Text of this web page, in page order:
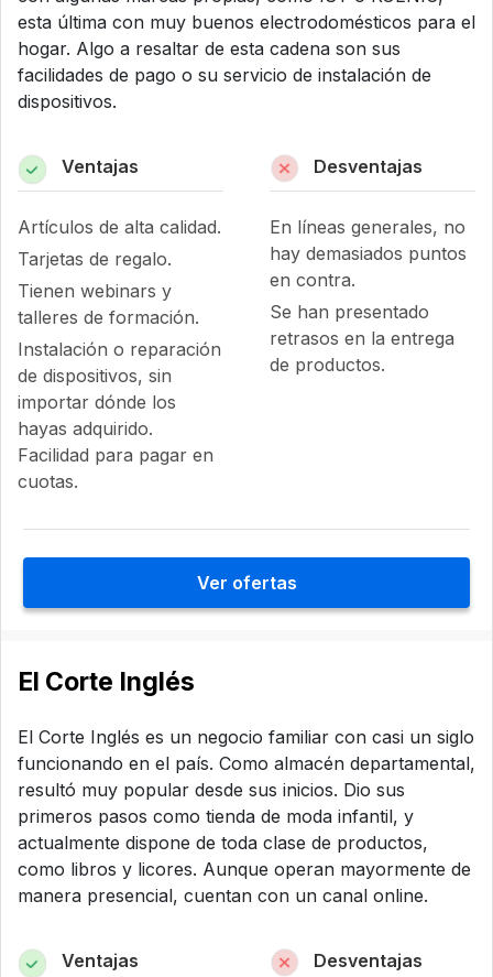
esta última con muy buenos electrodomésticos para el
hogar. Algo a resaltar de esta cadena son sus
facilidades de pago o su servicio de instalación de
dispositivos.
Ventajas
Artículos de alta calidad.
Tarjetas de regalo.
Tienen webinars y
talleres de formación.
Instalación o reparación
de dispositivos, sin
importar dónde los
hayas adquirido.
Facilidad para pagar en
cuotas.
Desventajas
En líneas generales, no
hay demasiados puntos
en contra.
Se han presentado
retrasos en la entrega
de productos.
Ver ofertas
El Corte Inglés
El Corte Inglés es un negocio familiar con casi un siglo
funcionando en el país. Como almacén departamental,
resultó muy popular desde sus inicios. Dio sus
primeros pasos como tienda de moda infantil, y
actualmente dispone de toda clase de productos,
como libros y licores. Aunque operan mayormente de
manera presencial, cuentan con un canal online.
Ventajas Desventajas